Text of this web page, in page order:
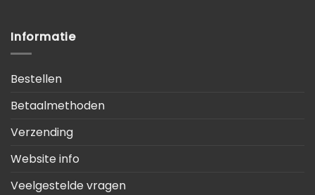
Informatie
Bestellen
Betaalmethoden
Verzending
Website info
Veelgestelde vragen